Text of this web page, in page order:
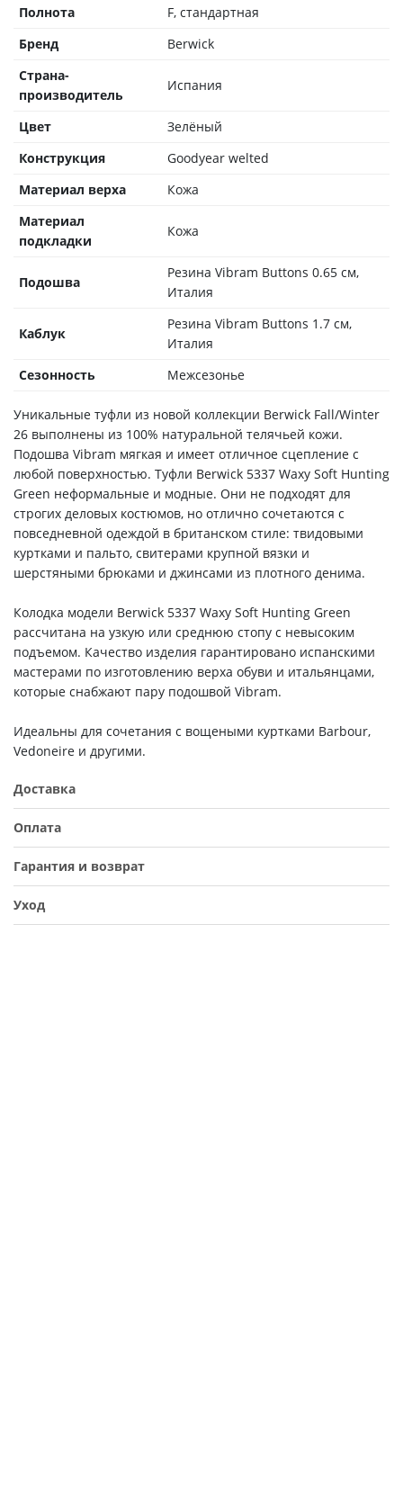
Полнота
F, стандартная
Бренд
Berwick
Страна-
производитель
Испания
Цвет
Зелёный
Конструкция
Goodyear welted
Материал верха
Кожа
Материал
подкладки
Кожа
Подошва
Резина Vibram Buttons 0.65 см,
Италия
Каблук
Резина Vibram Buttons 1.7 см,
Италия
Сезонность
Межсезонье
Уникальные туфли из новой коллекции Berwick Fall/Winter
26 выполнены из 100% натуральной телячьей кожи.
Подошва Vibram мягкая и имеет отличное сцепление с
любой поверхностью. Туфли Berwick 5337 Waxy Soft Hunting
Green неформальные и модные. Они не подходят для
строгих деловых костюмов, но отлично сочетаются с
повседневной одеждой в британском стиле: твидовыми
куртками и пальто, свитерами крупной вязки и
шерстяными брюками и джинсами из плотного денима.
Колодка модели Berwick 5337 Waxy Soft Hunting Green
рассчитана на узкую или среднюю стопу с невысоким
подъемом. Качество изделия гарантировано испанскими
мастерами по изготовлению верха обуви и итальянцами,
которые снабжают пару подошвой Vibram.
Идеальны для сочетания с вощеными куртками Barbour,
Vedoneire и другими.
Доставка
Оплата
Гарантия и возврат
Уход